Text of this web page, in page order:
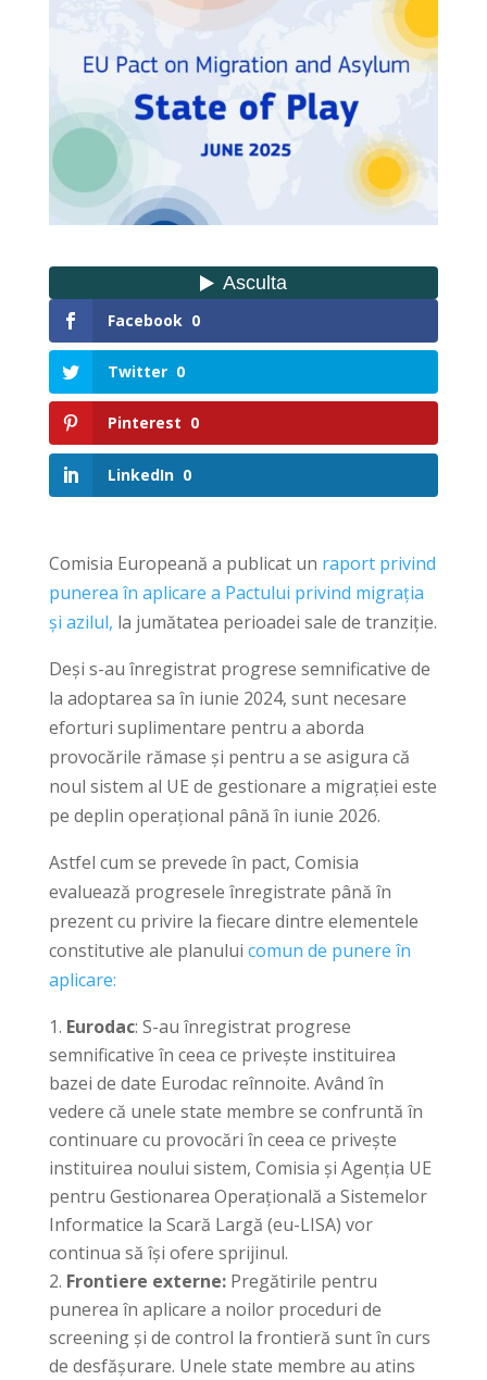
Facebook 0
Twitter 0
Pinterest 0
LinkedIn 0
Comisia Europeană a publicat un raport privind
punerea în aplicare a Pactului privind migrația
și azilul, la jumătatea perioadei sale de tranziție.
Deși s-au înregistrat progrese semnificative de
la adoptarea sa în iunie 2024, sunt necesare
eforturi suplimentare pentru a aborda
provocările rămase și pentru a se asigura că
noul sistem al UE de gestionare a migrației este
pe deplin operațional până în iunie 2026.
Astfel cum se prevede în pact, Comisia
evaluează progresele înregistrate până în
prezent cu privire la fiecare dintre elementele
constitutive ale planului comun de punere în
aplicare:
Eurodac: S-au înregistrat progrese
semnificative în ceea ce privește instituirea
bazei de date Eurodac reînnoite. Având în
vedere că unele state membre se confruntă în
continuare cu provocări în ceea ce privește
instituirea noului sistem, Comisia și Agenția UE
pentru Gestionarea Operațională a Sistemelor
Informatice la Scară Largă (eu-LISA) vor
continua să își ofere sprijinul.
Frontiere externe:Pregătirile pentru
punerea în aplicare a noilor proceduri de
screening și de control la frontieră sunt în curs
de desfășurare. Unele state membre au atins